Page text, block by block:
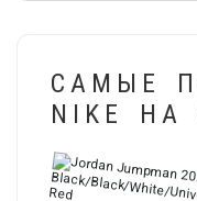
САМЫЕ
NIKE